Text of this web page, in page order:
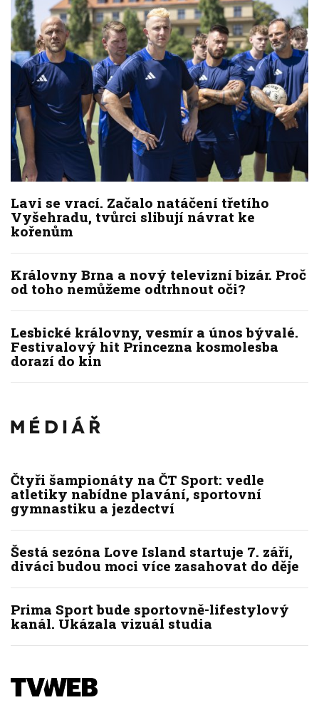
Lavi se vrací. Začalo natáčení třetího
Vyšehradu, tvůrci slibují návrat ke
kořenům
Královny Brna a nový televizní bizár. Proč
od toho nemůžeme odtrhnout oči?
Lesbické královny, vesmír a únos bývalé.
Festivalový hit Princezna kosmolesba
dorazí do kin
Čtyři šampionáty na ČT Sport: vedle
atletiky nabídne plavání, sportovní
gymnastiku a jezdectví
Šestá sezóna Love Island startuje 7. září,
diváci budou moci více zasahovat do děje
Prima Sport bude sportovně-lifestylový
kanál. Ukázala vizuál studia